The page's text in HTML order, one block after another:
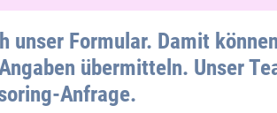
unser Formular. Damit
übermitteln. Unser
Anfrage.